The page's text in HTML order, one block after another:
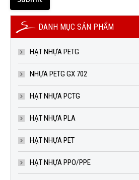
DANH MỤC SẢN PHẨM
HẠT NHỰA PETG
NHỰA PETG GX 702
HẠT NHỰA PCTG
HẠT NHỰA PLA
HẠT NHỰA PET
HẠT NHỰA PPO/PPE